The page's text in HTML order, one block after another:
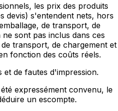
les prix des produits
devis) s'entendent nets, hors
de transport, de
sont pas inclus dans ces
transport, de chargement et
fonction des coûts réels.
de fautes d'impression.
expressément convenu, le
un escompte.